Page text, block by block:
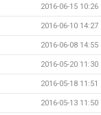
2016-06-15 10:26
2016-06-10 14:27
2016-06-08 14:55
2016-05-20 11:30
2016-05-18 11:51
2016-05-13 11:50